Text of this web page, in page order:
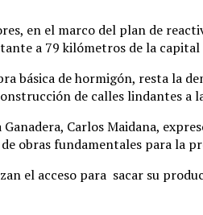
en el marco del plan de
a 79 kilómetros de la
básica de hormigón, resta la
de calles lindantes a
Carlos Maidana,
obras fundamentales para la
el acceso para sacar su